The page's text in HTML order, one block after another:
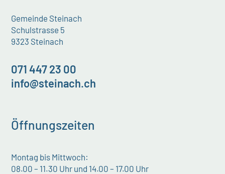
Gemeinde Steinach
Schulstrasse 5
9323 Steinach
071 447 23 00
info@steinach.ch
Öffnungszeiten
Montag bis Mittwoch:
08.00 – 11.30 Uhr und 14.00 – 17.00 Uhr